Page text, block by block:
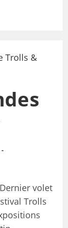
volet
Trolls